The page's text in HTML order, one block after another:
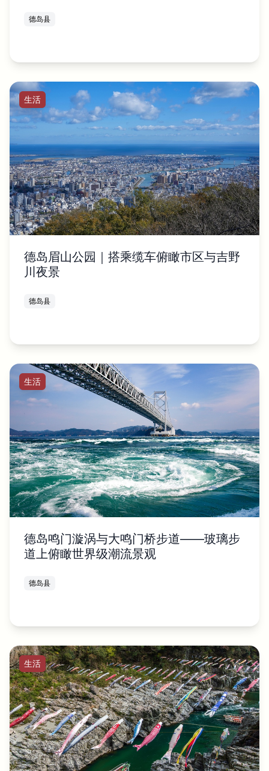
德岛县
生活
德岛眉山公园｜搭乘缆车俯瞰市区与吉野
川夜景
德岛县
生活
德岛鸣门漩涡与大鸣门桥步道——玻璃步
道上俯瞰世界级潮流景观
德岛县
生活